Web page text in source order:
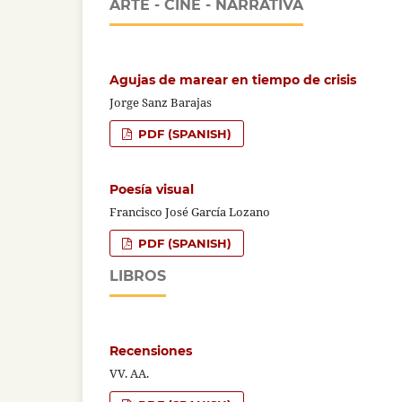
ARTE - CINE - NARRATIVA
Agujas de marear en tiempo de crisis
Jorge Sanz Barajas
PDF (SPANISH)
Poesía visual
Francisco José García Lozano
PDF (SPANISH)
LIBROS
Recensiones
VV. AA.